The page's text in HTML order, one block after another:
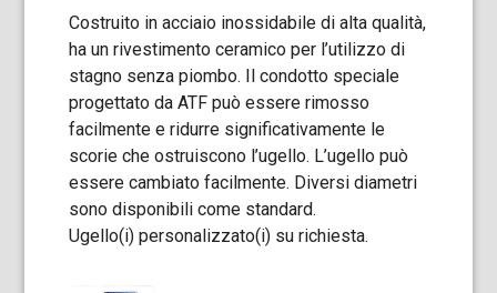
Costruito in acciaio inossidabile di alta qualità,
ha un rivestimento ceramico per l’utilizzo di
stagno senza piombo. Il condotto speciale
progettato da ATF può essere rimosso
facilmente e ridurre significativamente le
scorie che ostruiscono l’ugello. L’ugello può
essere cambiato facilmente. Diversi diametri
sono disponibili come standard.
Ugello(i) personalizzato(i) su richiesta.